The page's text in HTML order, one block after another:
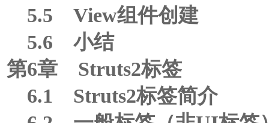
5.5 View组件创建
5.6 小结
第6章 Struts2标签
6.1 Struts2标签简介